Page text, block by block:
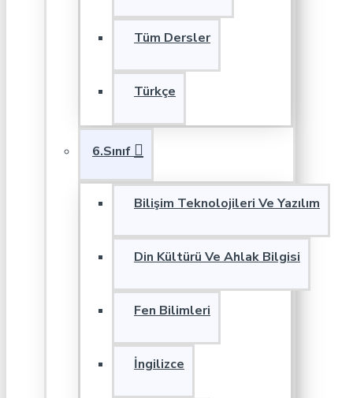
Tüm Dersler
Türkçe
6.Sınıf
Bilişim Teknolojileri Ve Yazılım
Din Kültürü Ve Ahlak Bilgisi
Fen Bilimleri
İngilizce